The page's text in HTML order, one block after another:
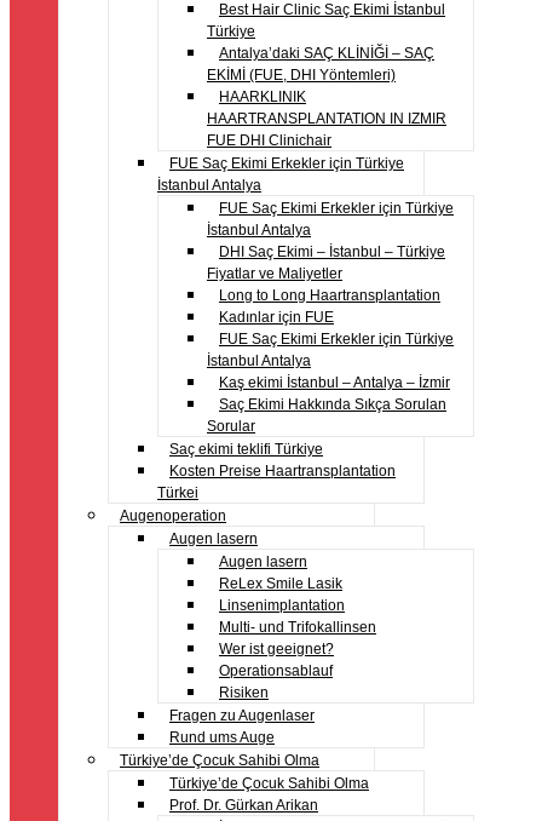
Best Hair Clinic Saç Ekimi İstanbul
Türkiye
Antalya’daki SAÇ KLİNİĞİ – SAÇ
EKİMİ (FUE, DHI Yöntemleri)
HAARKLINIK
HAARTRANSPLANTATION IN IZMIR
FUE DHI Clinichair
FUE Saç Ekimi Erkekler için Türkiye
İstanbul Antalya
FUE Saç Ekimi Erkekler için Türkiye
İstanbul Antalya
DHI Saç Ekimi – İstanbul – Türkiye
Fiyatlar ve Maliyetler
Long to Long Haartransplantation
Kadınlar için FUE
FUE Saç Ekimi Erkekler için Türkiye
İstanbul Antalya
Kaş ekimi İstanbul – Antalya – İzmir
Saç Ekimi Hakkında Sıkça Sorulan
Sorular
Saç ekimi teklifi Türkiye
Kosten Preise Haartransplantation
Türkei
Augenoperation
Augen lasern
Augen lasern
ReLex Smile Lasik
Linsenimplantation
Multi- und Trifokallinsen
Wer ist geeignet?
Operationsablauf
Risiken
Fragen zu Augenlaser
Rund ums Auge
Türkiye’de Çocuk Sahibi Olma
Türkiye’de Çocuk Sahibi Olma
Prof. Dr. Gürkan Arikan